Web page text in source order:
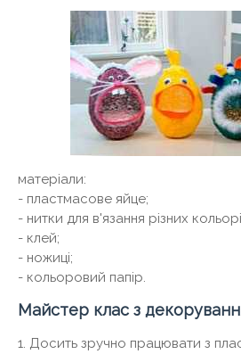
матеріали:
- пластмасове яйце;
- нитки для в'язання різних
- клей;
- ножиці;
- кольоровий папір.
Майстер клас з
1. Досить зручно працювати з